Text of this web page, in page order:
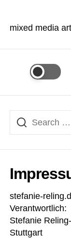
mixed media art
stefanie-
Verantwortlich:
Stefanie
Stuttgart